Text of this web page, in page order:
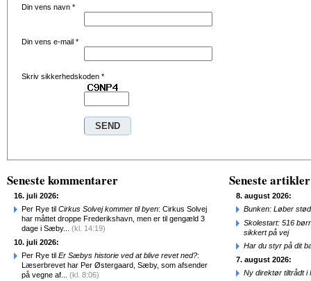
Din vens navn *
Din vens e-mail *
Skriv sikkerhedskoden *
Seneste kommentarer
16. juli 2026:
Per Rye til Cirkus Solvej kommer til byen: Cirkus Solvej
har måttet droppe Frederikshavn, men er til gengæld 3
dage i Sæby... (kl. 14:19)
10. juli 2026:
Per Rye til Er Sæbys historie ved at blive revet ned?:
Læserbrevet har Per Østergaard, Sæby, som afsender
på vegne af... (kl. 8:06)
Seneste artikler
8. august 2026:
Bunken: Løber
Skolestart: 516
sikkert på vej
Har du styr på dit
7. august 2026:
Ny direktør tiltrådt i